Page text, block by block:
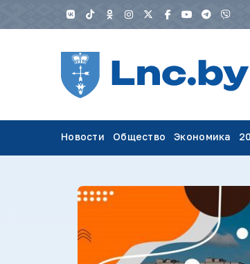
Новости Общество Экономика